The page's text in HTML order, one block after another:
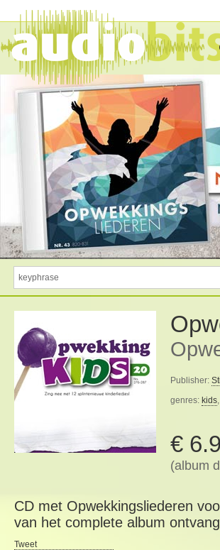
Publisher:
genres: kids,
€
(album
CD met Opwekkingsliederen
van het complete album
Tweet